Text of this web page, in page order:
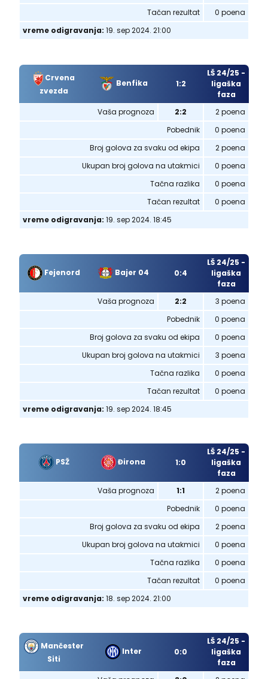
Tačan rezultat
0 poena
vreme odigravanja: 19. sep 2024. 21:00
Crvena
zvezda
Benfika 1:2
LŠ 24/25 -
ligaška
faza
Vaša prognoza
2:2
2 poena
Pobednik
0 poena
Broj golova za svaku od ekipa
2 poena
Ukupan broj golova na utakmici
0 poena
Tačna razlika
0 poena
Tačan rezultat
0 poena
vreme odigravanja: 19. sep 2024. 18:45
Fejenord Bajer 04 0:4
LŠ 24/25 -
ligaška
faza
Vaša prognoza
2:2
3 poena
Pobednik
0 poena
Broj golova za svaku od ekipa
0 poena
Ukupan broj golova na utakmici
3 poena
Tačna razlika
0 poena
Tačan rezultat
0 poena
vreme odigravanja: 19. sep 2024. 18:45
PSŽ Đirona 1:0
LŠ 24/25 -
ligaška
faza
Vaša prognoza
1:1
2 poena
Pobednik
0 poena
Broj golova za svaku od ekipa
2 poena
Ukupan broj golova na utakmici
0 poena
Tačna razlika
0 poena
Tačan rezultat
0 poena
vreme odigravanja: 18. sep 2024. 21:00
Mančester
Siti
Inter 0:0
LŠ 24/25 -
ligaška
faza